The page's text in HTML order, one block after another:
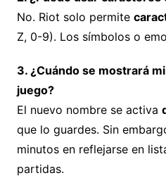
No. Riot solo permite
Z, 0-9). Los símbolos o
3. ¿Cuándo se mostrará
juego?
El nuevo nombre se activa
que lo guardes. Sin
minutos en reflejarse en
partidas.